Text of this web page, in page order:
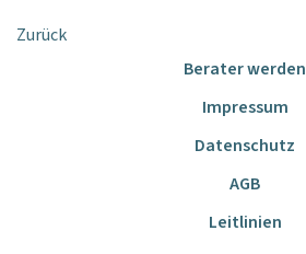
Zurück
Berater werden
Impressum
Datenschutz
AGB
Leitlinien